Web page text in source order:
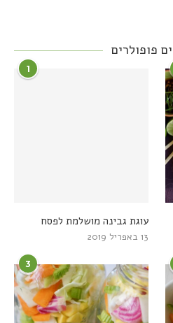
פופולרים
1
עוגת גבינה מושלמת לפסח
13 באפריל 2019
3